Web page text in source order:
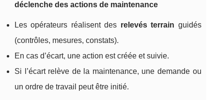
déclenche des actions de maintenance
Les opérateurs réalisent des relevés terrain guidés
(contrôles, mesures, constats).
En cas d’écart, une action est créée et suivie.
Si l’écart relève de la maintenance, une demande ou
un ordre de travail peut être initié.